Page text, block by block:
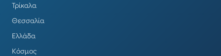
Τρίκαλα
Θεσσαλία
Ελλάδα
Κόσμος